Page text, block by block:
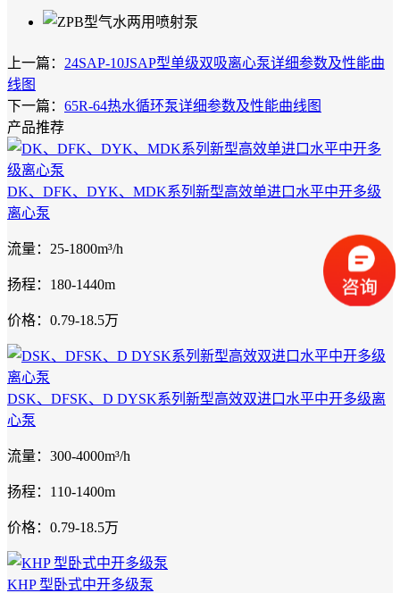
上一篇： 24SAP-10JSAP型单级双吸离心泵详细参数及性能曲
线图
下一篇： 65R-64热水循环泵详细参数及性能曲线图
产品推荐
DK、DFK、DYK、MDK系列新型高效单进口水平中开多级
离心泵
流量：25-1800m³/h
扬程：180-1440m
价格：0.79-18.5万
DSK、DFSK、D DYSK系列新型高效双进口水平中开多级离
心泵
流量：300-4000m³/h
扬程：110-1400m
价格：0.79-18.5万
KHP 型卧式中开多级泵